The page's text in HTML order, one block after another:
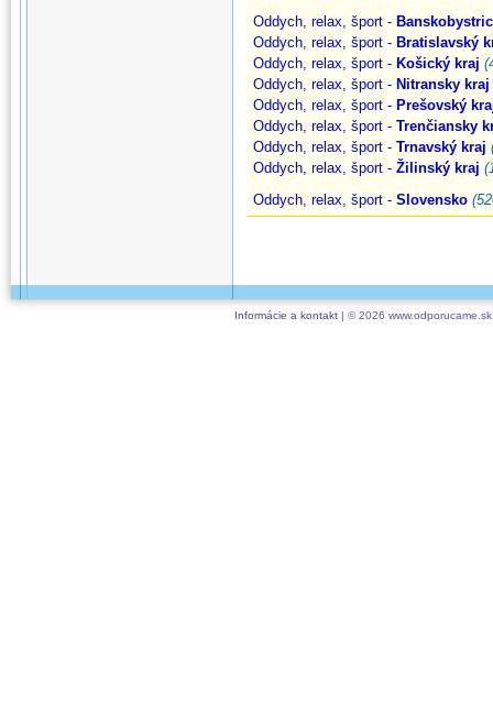
Oddych, relax, šport -
Oddych, relax, šport - Bratislavský
Oddych, relax, šport - Košický kraj
Oddych, relax, šport - Nitransky kraj
Oddych, relax, šport - Prešovský
Oddych, relax, šport - Trenčiansky
Oddych, relax, šport - Trnavský kraj
Oddych, relax, šport - Žilinský kraj
Oddych, relax, šport - Slovensko
Informácie a kontakt| © 2026